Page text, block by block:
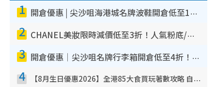
1 開倉優惠 | 尖沙咀海港城名牌波鞋開倉低至1折！On鞋$899起／Joy&Peace鞋履$98起
2 CHANEL美妝限時減價低至3折！人氣粉底/唇膏/精華液低至$275！COCO香水都有平
3 開倉優惠｜尖沙咀名牌行李箱開倉低至4折！一連5日 American Tourister/ace./Hallmark $200起！
4 【8月生日優惠2026】全港85大食買玩著數攻略 自助餐/火鍋放題同行免費＋誠品/DONKI送現金券